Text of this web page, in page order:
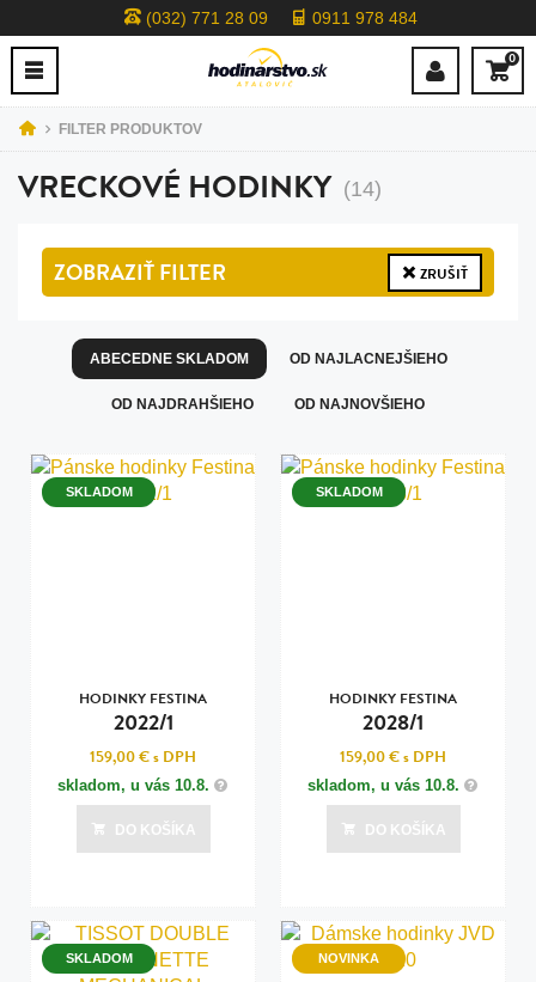
(032) 771 28 09 0911 978 484
0
FILTER PRODUKTOV
VRECKOVÉ HODINKY (14)
ZOBRAZIŤFILTER ZRUŠIŤ
ABECEDNE SKLADOM OD NAJLACNEJŠIEHO
OD NAJDRAHŠIEHO OD NAJNOVŠIEHO
SKLADOM
HODINKY FESTINA
2022/1
159,00 €s DPH
skladom, u vás 10.8.
DO KOŠÍKA
SKLADOM
HODINKY FESTINA
2028/1
159,00 €s DPH
skladom, u vás 10.8.
DO KOŠÍKA
SKLADOM NOVINKA